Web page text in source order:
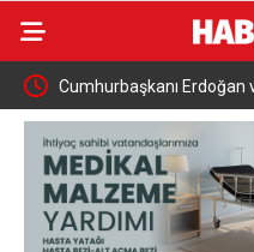
Cumhurbaşkanı Erdoğan
Duran’dan Anafartalar